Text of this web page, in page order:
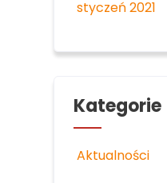
styczeń 2021
Kategorie
Aktualności